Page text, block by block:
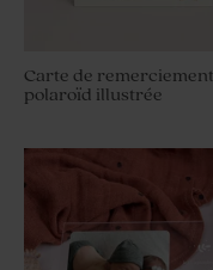
Carte de remerciement
polaroïd illustrée